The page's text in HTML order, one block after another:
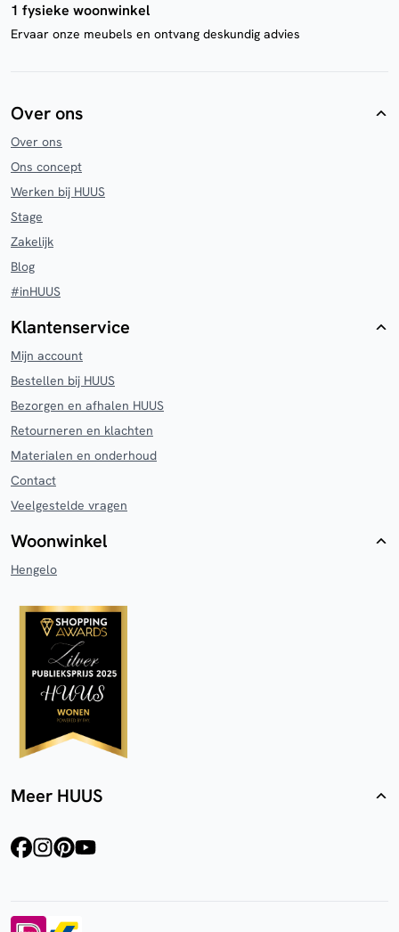
1 fysieke woonwinkel
Ervaar onze meubels en ontvang deskundig advies
Over ons
Over ons
Ons concept
Werken bij HUUS
Stage
Zakelijk
Blog
#inHUUS
Klantenservice
Mijn account
Bestellen bij HUUS
Bezorgen en afhalen HUUS
Retourneren en klachten
Materialen en onderhoud
Contact
Veelgestelde vragen
Woonwinkel
Hengelo
Meer HUUS
facebookinstagram
pinterest
youtube